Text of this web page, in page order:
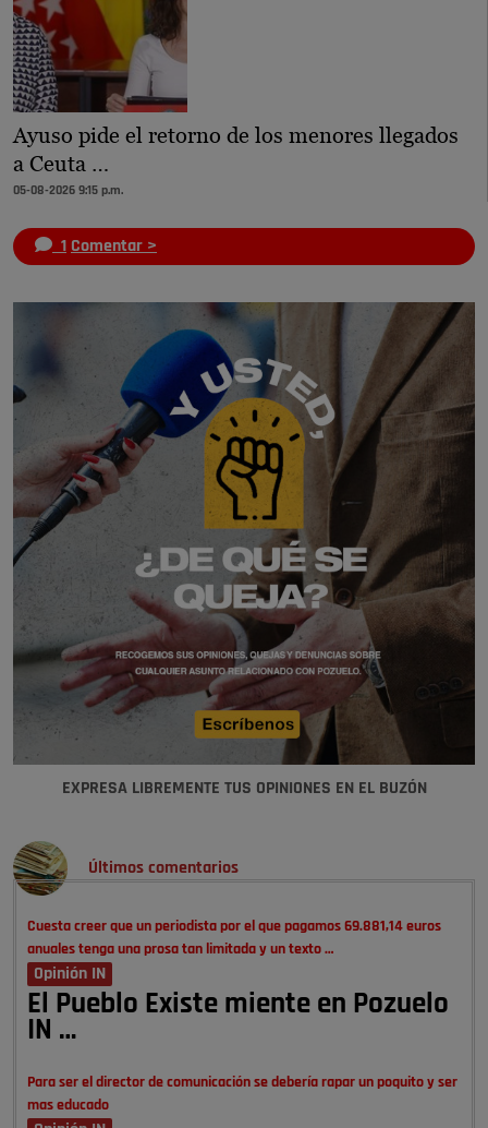
Ayuso pide el retorno de los menores llegados
a Ceuta …
05-08-2026 9:15 p.m.
1 Comentar >
EXPRESA LIBREMENTE TUS OPINIONES EN EL BUZÓN
Últimos comentarios
Cuesta creer que un periodista por el que pagamos 69.881,14 euros
anuales tenga una prosa tan limitada y un texto …
Opinión IN
El Pueblo Existe miente en Pozuelo
IN …
Para ser el director de comunicación se debería rapar un poquito y ser
mas educado